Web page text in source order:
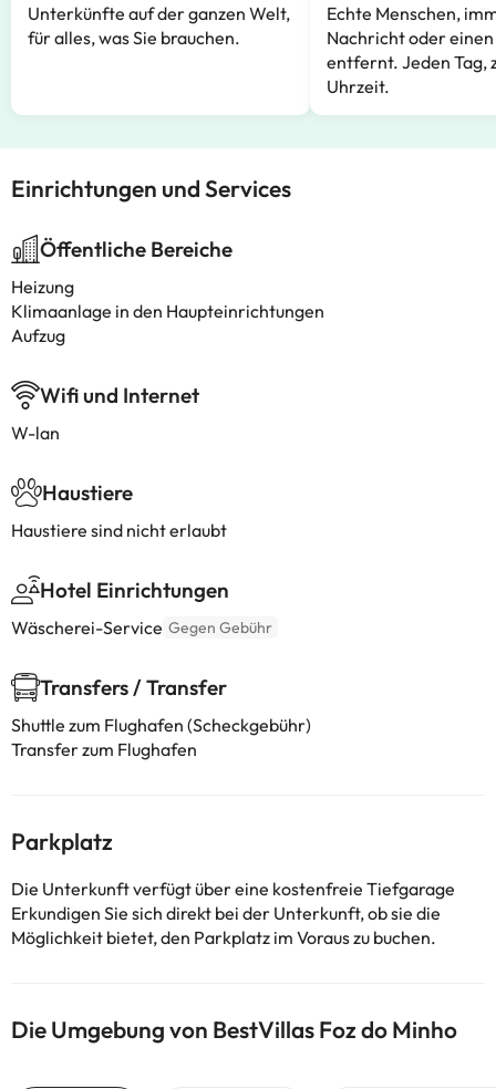
Unterkünfte auf der ganzen Welt,
für alles, was Sie brauchen.
Echte Menschen,
Nachricht oder
entfernt. Jeden Tag,
Uhrzeit.
Einrichtungen und Services
Öffentliche Bereiche
Heizung
Klimaanlage in den Haupteinrichtungen
Aufzug
Wifi und Internet
W-lan
Haustiere
Haustiere sind nicht erlaubt
Hotel Einrichtungen
Wäscherei-Service Gegen Gebühr
Transfers / Transfer
Shuttle zum Flughafen (Scheckgebühr)
Transfer zum Flughafen
Parkplatz
Die Unterkunft verfügt über eine kostenfreie Tiefgarage
Erkundigen Sie sich direkt bei der Unterkunft, ob sie die
Möglichkeit bietet, den Parkplatz im Voraus zu buchen.
Die Umgebung von BestVillas Foz do Minho